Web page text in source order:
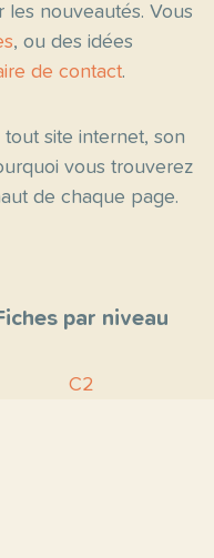
les nouveautés. Vous
, ou des idées
de contact.
site internet, son
vous trouverez
de chaque page.
par niveau
C2